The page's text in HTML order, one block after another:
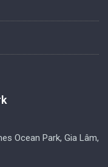
Ocean Park, Gia Lâm,